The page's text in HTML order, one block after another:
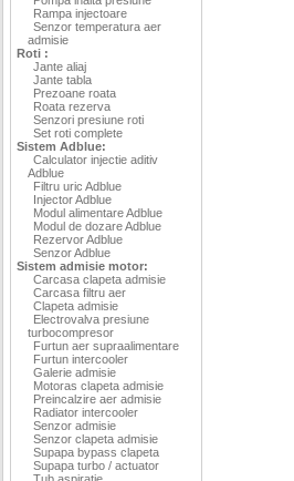
Rampa injectoare
Senzor temperatura aer
admisie
Roti :
Jante aliaj
Jante tabla
Prezoane roata
Roata rezerva
Senzori presiune roti
Set roti complete
Sistem Adblue:
Calculator injectie aditiv
Adblue
Filtru uric Adblue
Injector Adblue
Modul alimentare Adblue
Modul de dozare Adblue
Rezervor Adblue
Senzor Adblue
Sistem admisie motor:
Carcasa clapeta admisie
Carcasa filtru aer
Clapeta admisie
Electrovalva presiune
turbocompresor
Furtun aer supraalimentare
Furtun intercooler
Galerie admisie
Motoras clapeta admisie
Preincalzire aer admisie
Radiator intercooler
Senzor admisie
Senzor clapeta admisie
Supapa bypass clapeta
Supapa turbo / actuator
Tub aspiratie